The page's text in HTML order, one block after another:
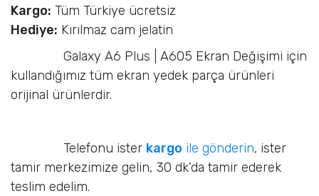
Kargo: Tüm Türkiye ücretsiz
Hediye: Kırılmaz cam jelatin
Galaxy A6 Plus | A605 Ekran Değişimi için
kullandığımız tüm ekran yedek parça ürünleri
orijinal ürünlerdir.
Telefonu ister kargo ile gönderin, ister
tamir merkezimize gelin, 30 dk’da tamir ederek
teslim edelim.